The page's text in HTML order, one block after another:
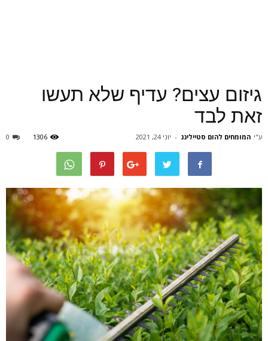
גיזום עצים? עדיף שלא תעשו
זאת לבד
ע"י המומחים להום סטיילינג - יוני 24, 2021 0 1306